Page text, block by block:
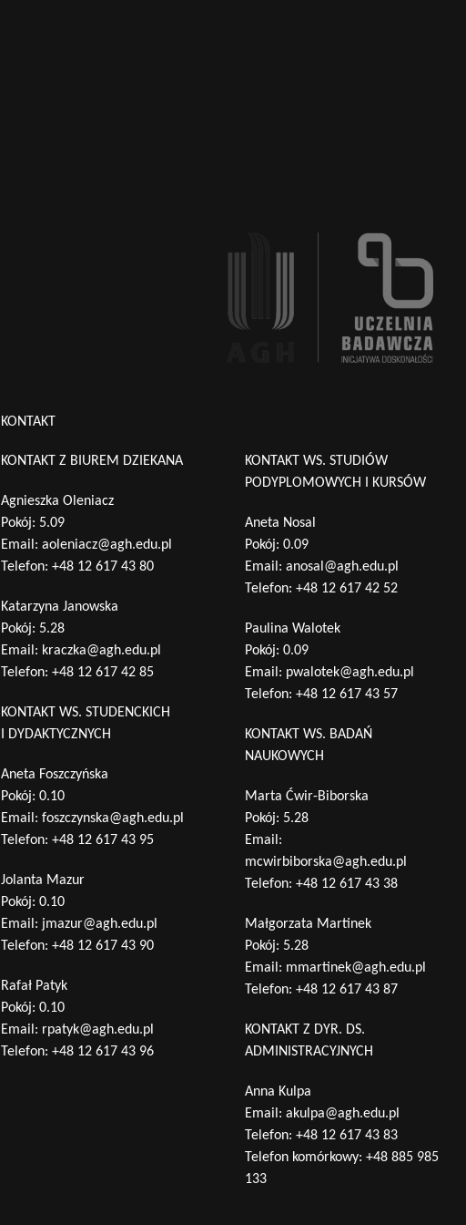
KONTAKT
KONTAKT Z BIUREM DZIEKANA
Agnieszka Oleniacz
Pokój: 5.09
Email: aoleniacz@agh.edu.pl
Telefon: +48 12 617 43 80
Katarzyna Janowska
Pokój: 5.28
Email: kraczka@agh.edu.pl
Telefon: +48 12 617 42 85
KONTAKT WS. STUDENCKICH
I DYDAKTYCZNYCH
Aneta Foszczyńska
Pokój: 0.10
Email: foszczynska@agh.edu.pl
Telefon: +48 12 617 43 95
Jolanta Mazur
Pokój: 0.10
Email: jmazur@agh.edu.pl
Telefon: +48 12 617 43 90
Rafał Patyk
Pokój: 0.10
Email: rpatyk@agh.edu.pl
Telefon: +48 12 617 43 96
KONTAKT WS. STUDIÓW
PODYPLOMOWYCH I KURSÓW
Aneta Nosal
Pokój: 0.09
Email: anosal@agh.edu.pl
Telefon: +48 12 617 42 52
Paulina Walotek
Pokój: 0.09
Email: pwalotek@agh.edu.pl
Telefon: +48 12 617 43 57
KONTAKT WS. BADAŃ
NAUKOWYCH
Marta Ćwir-Biborska
Pokój: 5.28
Email:
mcwirbiborska@agh.edu.pl
Telefon: +48 12 617 43 38
Małgorzata Martinek
Pokój: 5.28
Email: mmartinek@agh.edu.pl
Telefon: +48 12 617 43 87
KONTAKT Z DYR. DS.
ADMINISTRACYJNYCH
Anna Kulpa
Email: akulpa@agh.edu.pl
Telefon: +48 12 617 43 83
Telefon komórkowy: +48 885 985
133